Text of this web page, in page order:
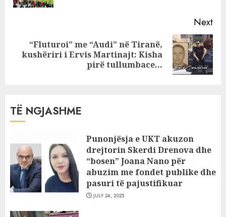
Sejko bën sikur
Next
Next
“Fluturoi” me “Audi” në Tiranë,
kushëriri i Ervis Martinajt: Kisha
pirë tullumbace…
TË NGJASHME
Punonjësja e UKT akuzon
drejtorin Skerdi Drenova dhe
“bosen” Joana Nano për
abuzim me fondet publike dhe
pasuri të pajustifikuar
JULY 24, 2025